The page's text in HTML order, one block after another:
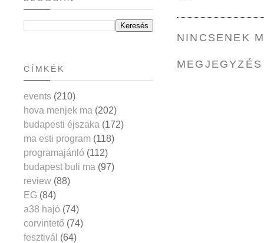
NINCSENEK
CÍMKÉK
events (210)
hova menjek ma (202)
budapesti éjszaka (172)
ma esti program (118)
programajánló (112)
budapest buli ma (97)
review (88)
EG (84)
a38 hajó (74)
corvintető (74)
fesztivál (64)